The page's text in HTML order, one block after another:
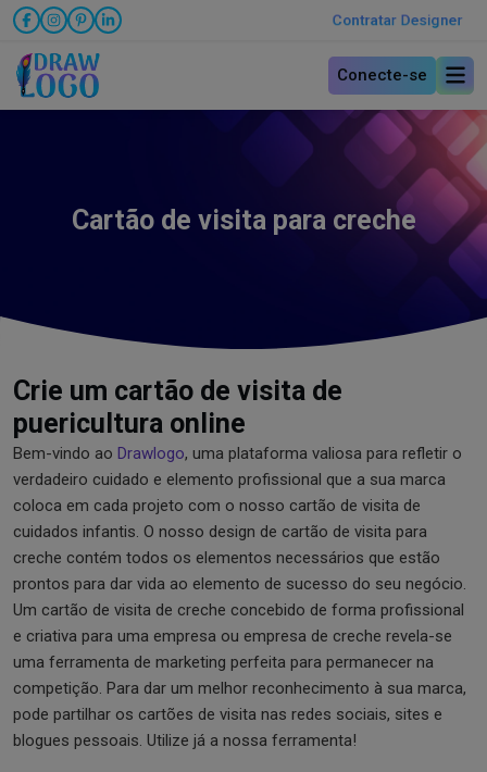
Contratar Designer
Conecte-se
Cartão de visita para creche
Crie um cartão de visita de
puericultura online
Bem-vindo ao Drawlogo, uma plataforma valiosa para refletir o
verdadeiro cuidado e elemento profissional que a sua marca
coloca em cada projeto com o nosso cartão de visita de
cuidados infantis. O nosso design de cartão de visita para
creche contém todos os elementos necessários que estão
prontos para dar vida ao elemento de sucesso do seu negócio.
Um cartão de visita de creche concebido de forma profissional
e criativa para uma empresa ou empresa de creche revela-se
uma ferramenta de marketing perfeita para permanecer na
competição. Para dar um melhor reconhecimento à sua marca,
pode partilhar os cartões de visita nas redes sociais, sites e
blogues pessoais. Utilize já a nossa ferramenta!